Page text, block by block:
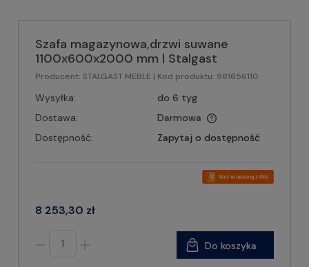
Szafa magazynowa,drzwi suwane
1100x600x2000 mm | Stalgast
Producent: STALGAST MEBLE | Kod produktu: 981656110
Wysyłka:
do 6 tyg
Dostawa:
Darmowa
Dostępność:
Zapytaj o dostępność
8 253,30 zł
Do koszyka